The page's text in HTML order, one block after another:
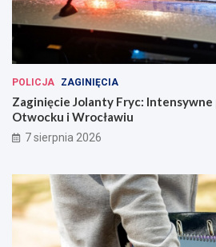
POLICJA ZAGINIĘCIA
Zaginięcie Jolanty Fryc:
Otwocku i Wrocławiu
7 sierpnia 2026